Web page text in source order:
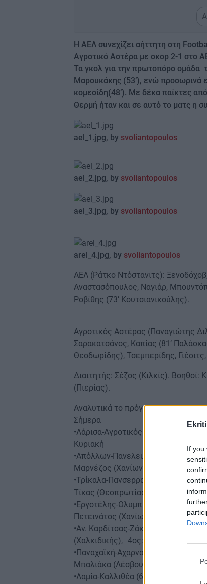
If you
H ΑΕΛ συνεχίζει αήττητη στη
Αγροτικό Αστέρα με σκορ 2-1 στο
Τα γκολ για την πρωτοπόρο ομάδα
Μαρουκάκης (53’), ενώ προσωρινά
κομεσίδη(48’). Με δέκα παίκτες
Θερμή ήταν και σε αυτό το ματς η
ael_1.jpg, by svoliantopoulos
ael_2.jpg, by svoliantopoulos
ael_3.jpg, by svoliantopoulos
arel _4.jpg, by svoliantopoulos
ΑΕΛ (Ράτκο Ντόστανιτς):
Αναστασόπουλος, Ναγιάρ,
Ροβίθης (73’ Κουτσιανικούλης).
Αγροτικός Αστέρας (Παναγιώτης
Σαρακατσάνος, Καπίας (81’
Θεοδωρίδης), Τσεμπερίδης,
Διαιτητής: Σέζος (Κιλκίς).
(Πιερίας).
Αναλυτικά το πρόγραμμα της 8ης
Σήμερα
•Λάρισα-Αγροτικός Αστέρας 2-1
Κυριακή
•Απόλλων-Πανελευσινιακός
Μαρνέζος (Χανίων), 4ος:
•Τρίκαλα-Πανσερραϊκός (3μ.μ.):
Τίκας (Θεσπρωτίας), 4ος: Ζούγρας
•Εργοτέλης-Ολυμπιακός Β. (3μ.μ.)
Πετεινάτος (Χανίων), 4ος: Χρυσός
•Αν. Καρδίτσας-Ζάκυνθος (3μ.μ.):
(Χαλκιδικής), 4ος:
•Παναχαϊκή-Αχαρναϊκός (3.30μ.μ.,
Μπαλιάκα (Λέσβου), 4ος:
•Λαμία-Καλλιθέα (6.00μ.μ. ΟΤΕ):